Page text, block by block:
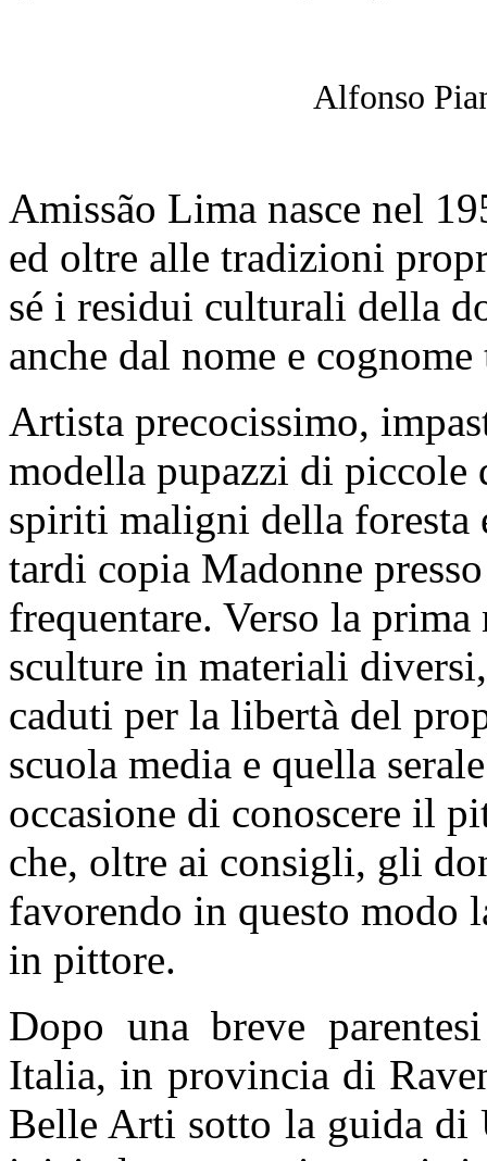
Alfonso
Amissão Lima nasce nel
ed oltre alle tradizioni
sé i residui culturali della
anche dal nome e
Artista precocissimo,
modella pupazzi di piccole
spiriti maligni della
tardi copia Madonne
frequentare. Verso la
sculture in materiali
caduti per la libertà del
scuola media e quella
occasione di conoscere il
che, oltre ai consigli, gli
favorendo in questo modo
in pittore.
Dopo una breve
Italia, in provincia di
Belle Arti sotto la guida di